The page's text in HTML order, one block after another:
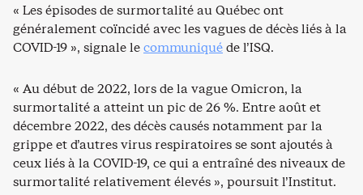
« Les épisodes de surmortalité au Québec ont
généralement coïncidé avec les vagues de décès liés à la
COVID-19 », signale lecommuniquéde l’ISQ.
« Au début de 2022, lors de la vague Omicron, la
surmortalité a atteint un pic de 26 %. Entre août et
décembre 2022, des décès causés notamment par la
grippe et d’autres virus respiratoires se sont ajoutés à
ceux liés à la COVID-19, ce qui a entraîné des niveaux de
surmortalité relativement élevés », poursuit l’Institut.